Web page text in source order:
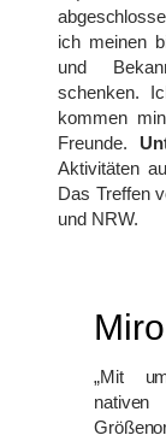
ich meinen
und
schenken.
kommen
Freunde.
Aktivitäten
Das Treffen
und NRW.
„Mit